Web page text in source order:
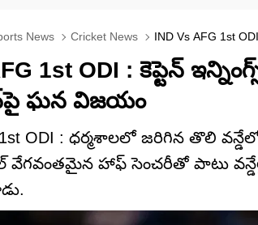
News Cricket News IND Vs AFG 1st
1st ODI : కెప్టెన్
ఘన విజయం
1st ODI : ధర్మశాలలో జరిగిన తొలి
వేగవంతమైన హాఫ్ సెంచరీతో పాటు